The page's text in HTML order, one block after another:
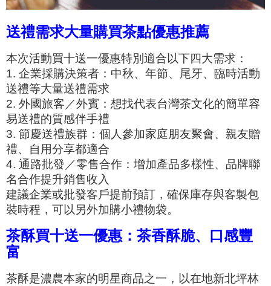
送禮需求大量購買茶點優惠推薦
本次活動買十送一優惠特別適合以下四大需求：
1. 企業採購決策者：中秋、年節、尾牙、臨時活動
送禮等大量送禮需求
2. 外國旅客／外賓：想找代表台灣茶文化的簡單容
易送禮的質感伴手禮
3. 節慶送禮族群：個人參加家庭朋友聚會、親友贈
禮、自用分享都適合
4. 通路批發／零售合作：增加產品多樣性、品牌聯
名合作提升銷售收入
建議企業或批發客戶提前預訂，確保庫存與客製包
裝時程，可以另外加購小禮物袋。
茶酥買十送一優惠：茶香酥脆、口感豐
富
茶酥是濃農本家的明星商品之一，以在地新北坪林